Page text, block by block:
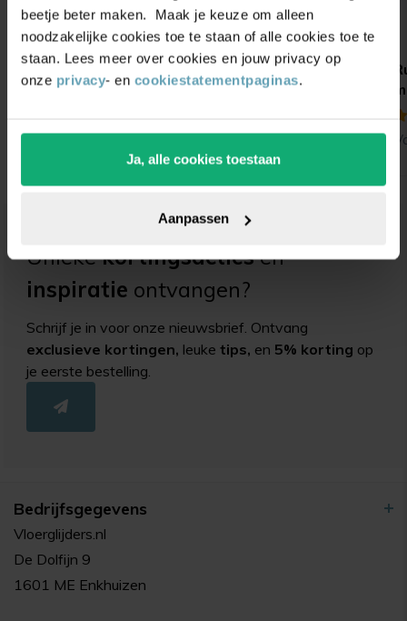
beetje beter maken. Maak je keuze om alleen
noodzakelijke cookies toe te staan of alle cookies toe te
staan. Lees meer over cookies en jouw privacy op
onze privacy- en cookiestatementpaginas.
Ja, alle cookies toestaan
Aanpassen
Navulbare viltschijf
rond (opzet)
(1)
0,90
Stoelpootdoppen
ombuis zware
(21)
Vanaf 1,55
Uniekekortingsactiesen
inspiratie ontvangen?
Schrijf je in voor onze nieuwsbrief. Ontvang
exclusieve kortingen, leuketips, en 5% korting op
je eerste bestelling.
Bedrijfsgegevens
Vloerglijders.nl
De Dolfijn 9
1601 ME Enkhuizen